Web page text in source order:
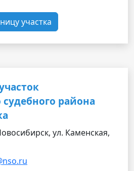
участка
района
ул. Каменская,